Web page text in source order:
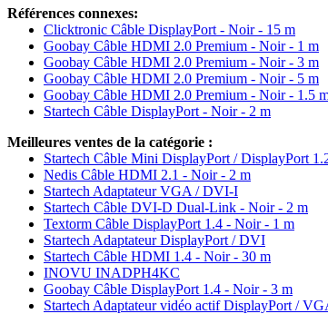
Références connexes:
Clicktronic Câble DisplayPort - Noir - 15 m
Goobay Câble HDMI 2.0 Premium - Noir - 1 m
Goobay Câble HDMI 2.0 Premium - Noir - 3 m
Goobay Câble HDMI 2.0 Premium - Noir - 5 m
Goobay Câble HDMI 2.0 Premium - Noir - 1.5
Startech Câble DisplayPort - Noir - 2 m
Meilleures ventes de la catégorie :
Startech Câble Mini DisplayPort / DisplayPort
Nedis Câble HDMI 2.1 - Noir - 2 m
Startech Adaptateur VGA / DVI-I
Startech Câble DVI-D Dual-Link - Noir - 2 m
Textorm Câble DisplayPort 1.4 - Noir - 1 m
Startech Adaptateur DisplayPort / DVI
Startech Câble HDMI 1.4 - Noir - 30 m
INOVU INADPH4KC
Goobay Câble DisplayPort 1.4 - Noir - 3 m
Startech Adaptateur vidéo actif DisplayPort /